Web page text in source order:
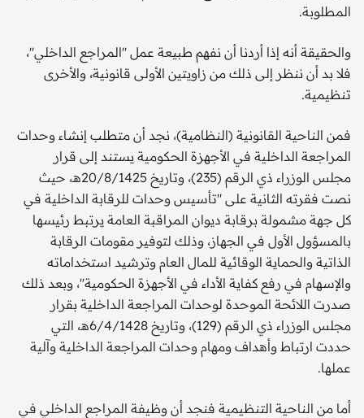
المطلوبة.
والحقيقة أنه إذا أردنا أن نفهم طبيعة عمل ''المراجع الداخلي''،
فلا بد أن ننظر إلى ذلك من زاويتين الأولى قانونية، والأخرى
تنظيمية.
فمن الناحية القانونية (النظامية)، نجد أن متطلب إنشاء وحدات
المراجعة الداخلية في الأجهزة الحكومية يستند إلى قرار
مجلس الوزراء ذي الرقم (235)، وتاريخ 20/8/1425هـ، حيث
نصت فقرته الثانية على ''تأسيس وحدات للرقابة الداخلية في
كل جهة مشمولة برقابة ديوان المراقبة العامة يرتبط رئيسها
بالمسؤول الأول في الجهاز، وذلك لتوفير مقومات الرقابة
الذاتية والحماية الوقائية للمال العام وترشيد استخداماته
والإسهام في رفع كفاية الأداء في الأجهزة الحكومية''، وبعد ذلك
صدرت اللائحة الموحدة لوحدات المراجعة الداخلية بقرار
مجلس الوزراء ذي الرقم (129)، وتاريخ 6/4/1428هـ، التي
حددت ارتباط وأهداف ومهام وحدات المراجعة الداخلية وآلية
عملها.
أما من الناحية التنظيمية فنجد أن وظيفة المراجع الداخلي في